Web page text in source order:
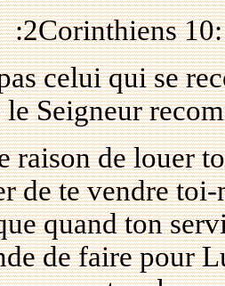
:2Corinthiens
celui qui se
Seigneur
raison de louer
de te vendre
quand ton
de faire pour